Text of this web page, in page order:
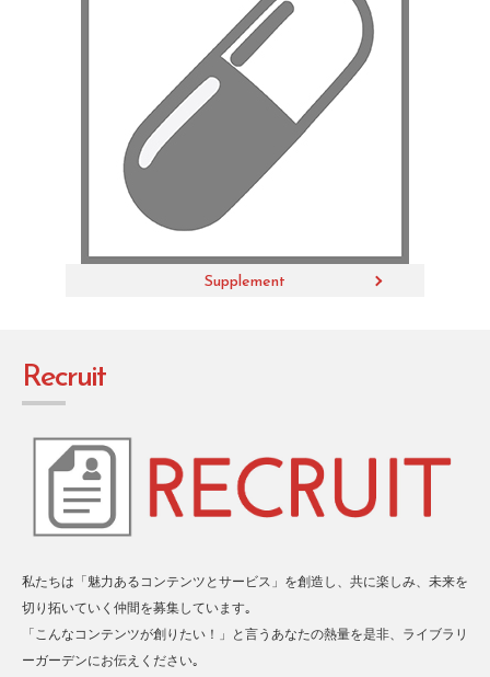
Supplement
Recruit
私たちは「魅力あるコンテンツとサービス」を創造し、共に楽しみ、未来を
切り拓いていく仲間を募集しています｡
「こんなコンテンツが創りたい！」と言うあなたの熱量を是非、ライブラリ
ーガーデンにお伝えください｡